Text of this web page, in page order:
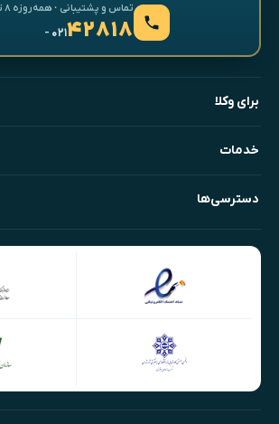
تماس و پشتیبانی · همه‌روزه ۸ تا ۲۴
۴۲۸۱۸- ۰۲۱
برای وکلا
خدمات
دسترسی‌ها